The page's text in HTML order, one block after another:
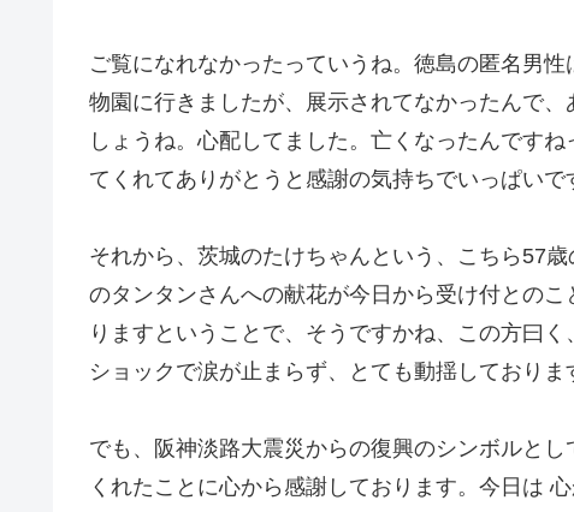
ご覧になれなかったっていうね。徳島の匿名男
物園に行きましたが、展示されてなかったんで
しょうね。心配してました。亡くなったんです
てくれてありがとうと感謝の気持ちでいっぱいで
それから、茨城のたけちゃんという、こちら57
のタンタンさんへの献花が今日から受け付との
りますということで、そうですかね、この方曰
ショックで涙が止まらず、とても動揺しておりま
でも、阪神淡路大震災からの復興のシンボルと
くれたことに心から感謝しております。今日は